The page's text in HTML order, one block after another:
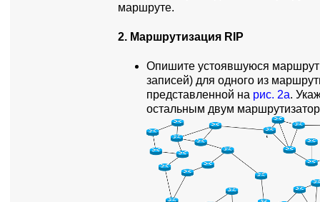
маршруте.
2. Маршрутизация RIP
Опишите устоявшуюся
записей) для одного из
представленной на рис. 2а.
остальным двум